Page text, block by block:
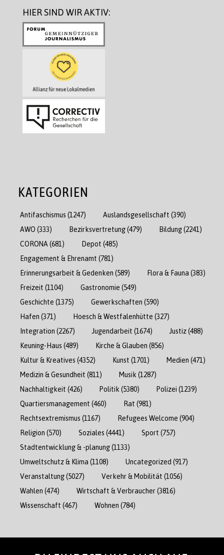
HIER SIND WIR AKTIV:
KATEGORIEN
Antifaschismus (1247) Auslandsgesellschaft (390)
AWO (333) Bezirksvertretung(479) Bildung(2241)
CORONA (681) Depot (485)
Engagement & Ehrenamt (781)
Erinnerungsarbeit & Gedenken (589) Flora & Fauna (383)
Freizeit (1104) Gastronomie (549)
Geschichte (1375) Gewerkschaften (590)
Hafen (371) Hoesch & Westfalenhütte (327)
Integration (2267) Jugendarbeit (1674) Justiz(488)
Keuning-Haus (489) Kirche & Glauben (856)
Kultur & Kreatives (4352) Kunst (1701) Medien (471)
Medizin & Gesundheit (811) Musik (1287)
Nachhaltigkeit (426) Politik (5380) Polizei (1239)
Quartiersmanagement (460) Rat (981)
Rechtsextremismus (1167) Refugees Welcome (904)
Religion (570) Soziales (4441) Sport (757)
Stadtentwicklung & -planung(1133)
Umweltschutz & Klima (1108) Uncategorized (917)
Veranstaltung(5027) Verkehr & Mobilität (1056)
Wahlen (474) Wirtschaft & Verbraucher(3816)
Wissenschaft (467) Wohnen (784)